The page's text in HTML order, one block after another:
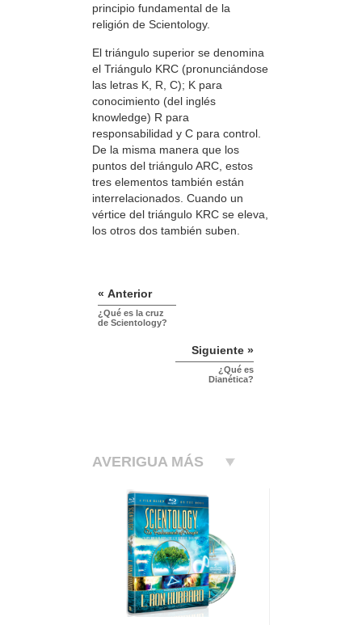
principio fundamental de la
religión de Scientology.
El triángulo superior se denomina
el Triángulo KRC (pronunciándose
las letras K, R, C); K para
conocimiento (del inglés
knowledge) R para
responsabilidad y C para control.
De la misma manera que los
puntos del triángulo ARC, estos
tres elementos también están
interrelacionados. Cuando un
vértice del triángulo KRC se eleva,
los otros dos también suben.
« Anterior
¿Qué es la cruz
de Scientology?
Siguiente »
¿Qué es
Dianética?
AVERIGUA MÁS